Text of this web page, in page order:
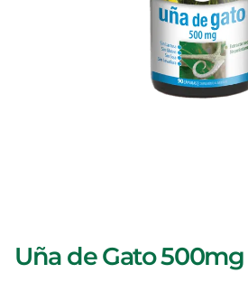
Uña de Gato